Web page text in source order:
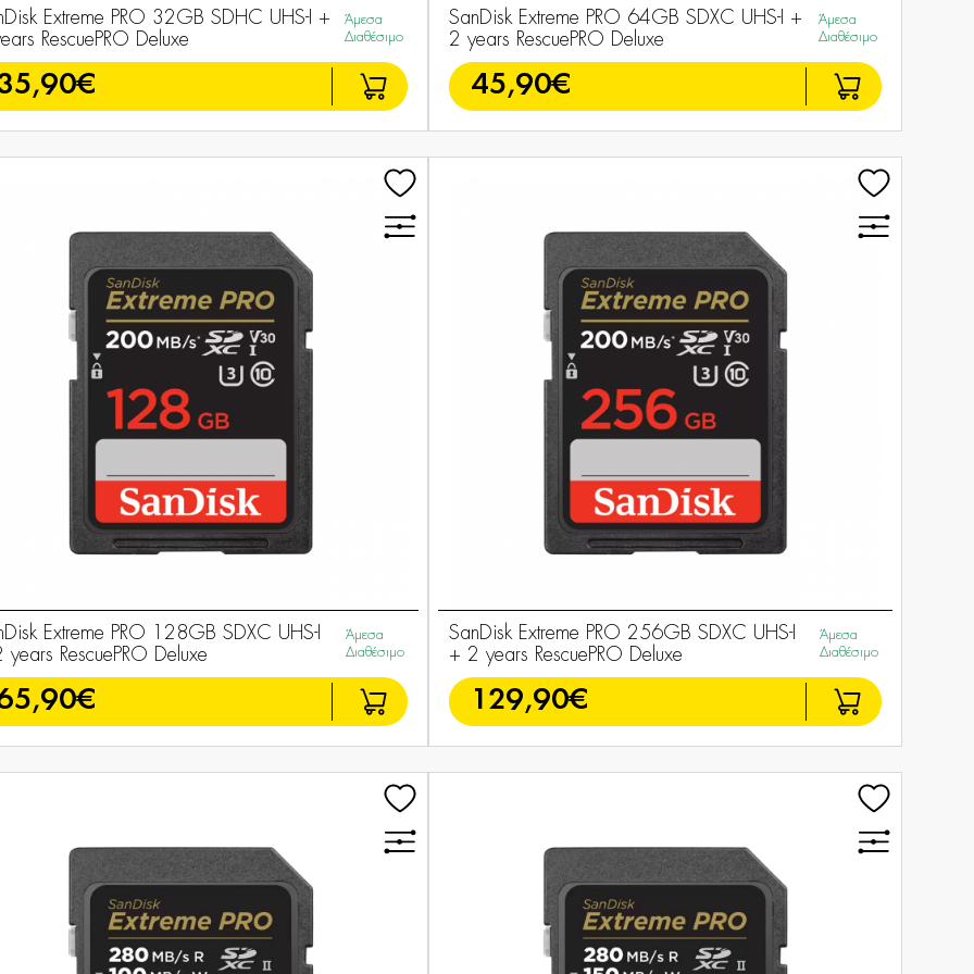
Extreme PRO 32GB SDHC UHS-I +
RescuePRO Deluxe
Άμεσα
Διαθέσιμο
SanDisk Extreme PRO 64GB SDXC UHS-I +
2 years RescuePRO Deluxe
Άμεσα
Διαθέσιμο
45,90€
Extreme PRO 128GB SDXC UHS-I
years RescuePRO Deluxe
Άμεσα
Διαθέσιμο
SanDisk Extreme PRO 256GB SDXC UHS-I
+ 2 years RescuePRO Deluxe
Άμεσα
Διαθέσιμο
129,90€